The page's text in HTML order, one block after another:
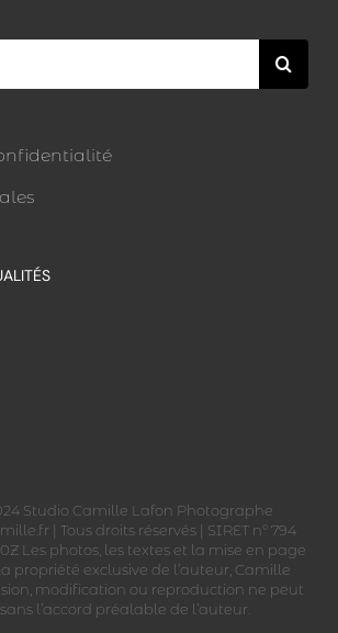
Studio Camille Lafon Photographe
| Tous droits réservés | SIRET n° 794
Les photos, les textes et la mise en page
propriété exclusive de l’auteur, Camille
modification ou reproduction ne peut
l’accord préalable de l’auteur.